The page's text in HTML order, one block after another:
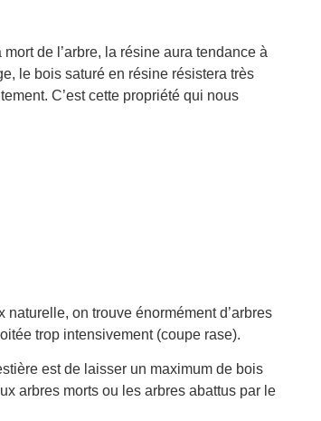
mort de l’arbre, la résine aura tendance à
le bois saturé en résine résistera très
C’est cette propriété qui nous
on trouve énormément d’arbres
trop intensivement (coupe rase).
est de laisser un maximum de bois
arbres morts ou les arbres abattus par le